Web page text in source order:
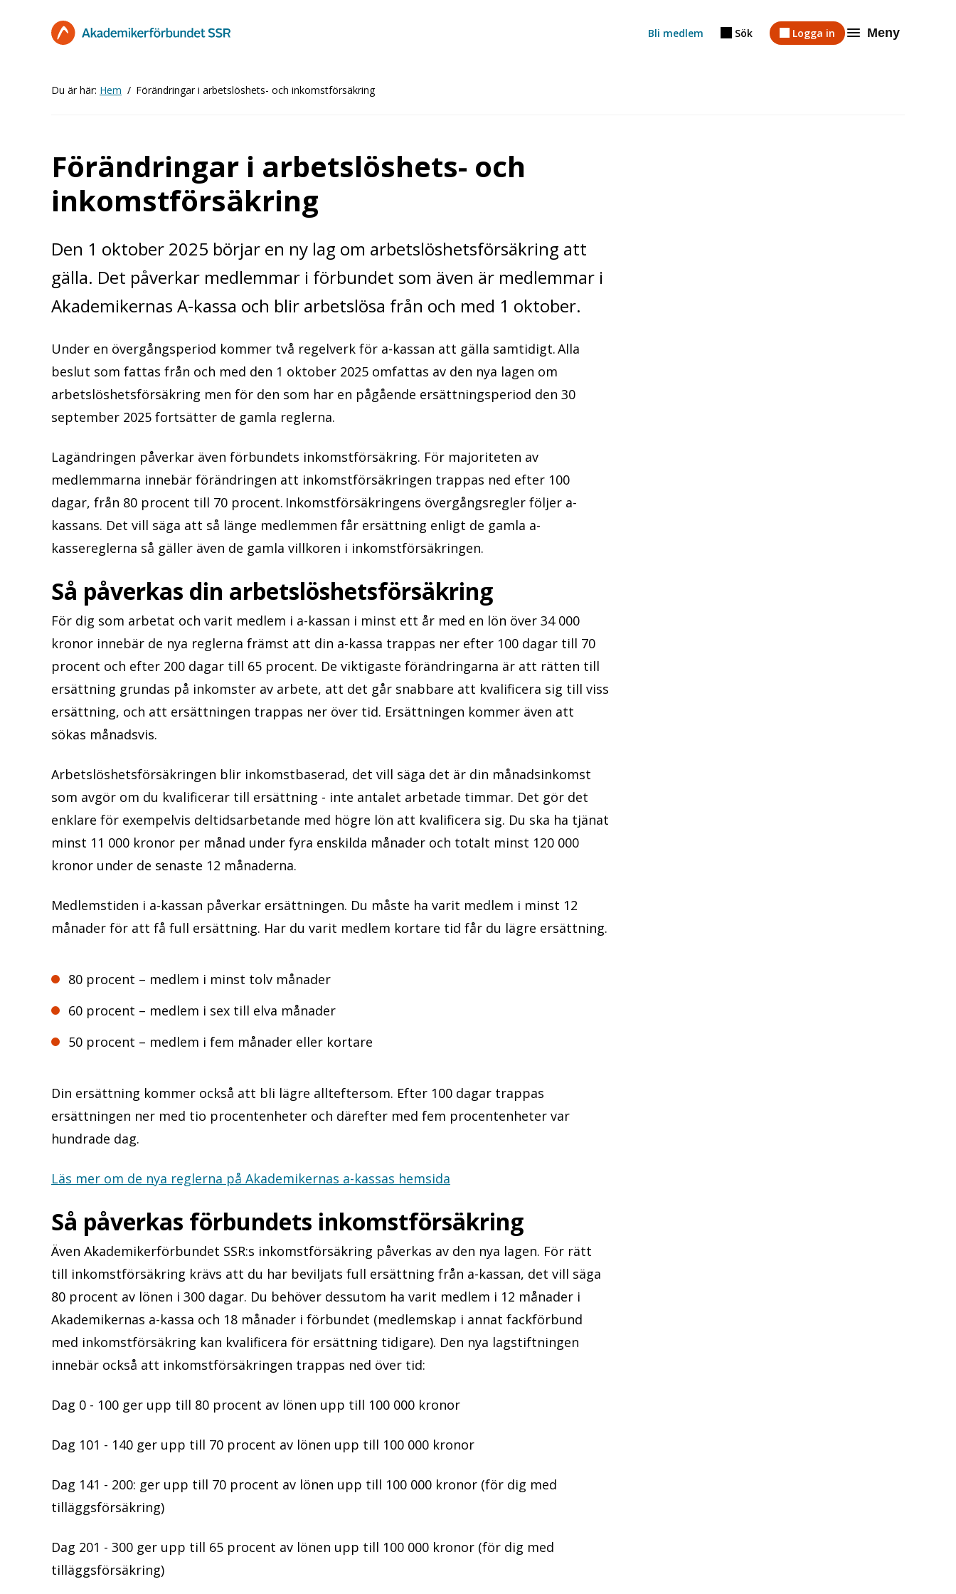
Bli medlem Sök Logga in Meny
Du är här: Hem Förändringar i arbetslöshets- och inkomstförsäkring
Förändringar i arbetslöshets- och
inkomstförsäkring
Den 1 oktober 2025 börjar en ny lag om arbetslöshetsförsäkring att
gälla. Det påverkar medlemmar i förbundet som även är medlemmar i
Akademikernas A-kassa och blir arbetslösa från och med 1 oktober.
Under en övergångsperiod kommer två regelverk för a-kassan att gälla samtidigt. Alla
beslut som fattas från och med den 1 oktober 2025 omfattas av den nya lagen om
arbetslöshetsförsäkring men för den som har en pågående ersättningsperiod den 30
september 2025 fortsätter de gamla reglerna.
Lagändringen påverkar även förbundets inkomstförsäkring. För majoriteten av
medlemmarna innebär förändringen att inkomstförsäkringen trappas ned efter 100
dagar, från 80 procent till 70 procent. Inkomstförsäkringens övergångsregler följer a-
kassans. Det vill säga att så länge medlemmen får ersättning enligt de gamla a-
kassereglerna så gäller även de gamla villkoren i inkomstförsäkringen.
Så påverkas din arbetslöshetsförsäkring
För dig som arbetat och varit medlem i a-kassan i minst ett år med en lön över 34 000
kronor innebär de nya reglerna främst att din a-kassa trappas ner efter 100 dagar till 70
procent och efter 200 dagar till 65 procent. De viktigaste förändringarna är att rätten till
ersättning grundas på inkomster av arbete, att det går snabbare att kvalificera sig till viss
ersättning, och att ersättningen trappas ner över tid. Ersättningen kommer även att
sökas månadsvis.
Arbetslöshetsförsäkringen blir inkomstbaserad, det vill säga det är din månadsinkomst
som avgör om du kvalificerar till ersättning - inte antalet arbetade timmar. Det gör det
enklare för exempelvis deltidsarbetande med högre lön att kvalificera sig. Du ska ha tjänat
minst 11 000 kronor per månad under fyra enskilda månader och totalt minst 120 000
kronor under de senaste 12 månaderna.
Medlemstiden i a-kassan påverkar ersättningen. Du måste ha varit medlem i minst 12
månader för att få full ersättning. Har du varit medlem kortare tid får du lägre ersättning.
80 procent – medlem i minst tolv månader
60 procent – medlem i sex till elva månader
50 procent – medlem i fem månader eller kortare
Din ersättning kommer också att bli lägre allteftersom. Efter 100 dagar trappas
ersättningen ner med tio procentenheter och därefter med fem procentenheter var
hundrade dag.
Läs mer om de nya reglerna på Akademikernas a-kassas hemsida
Så påverkas förbundets inkomstförsäkring
Även Akademikerförbundet SSR:s inkomstförsäkring påverkas av den nya lagen. För rätt
till inkomstförsäkring krävs att du har beviljats full ersättning från a-kassan, det vill säga
80 procent av lönen i 300 dagar. Du behöver dessutom ha varit medlem i 12 månader i
Akademikernas a-kassa och 18 månader i förbundet (medlemskap i annat fackförbund
med inkomstförsäkring kan kvalificera för ersättning tidigare). Den nya lagstiftningen
innebär också att inkomstförsäkringen trappas ned över tid:
Dag 0 - 100 ger upp till 80 procent av lönen upp till 100 000 kronor
Dag 101 - 140 ger upp till 70 procent av lönen upp till 100 000 kronor
Dag 141 - 200: ger upp till 70 procent av lönen upp till 100 000 kronor (för dig med
tilläggsförsäkring)
Dag 201 - 300 ger upp till 65 procent av lönen upp till 100 000 kronor (för dig med
tilläggsförsäkring)